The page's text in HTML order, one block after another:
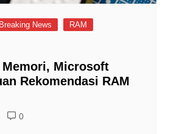
Breaking News
RAM
Microsoft
Rekomendasi RAM
0